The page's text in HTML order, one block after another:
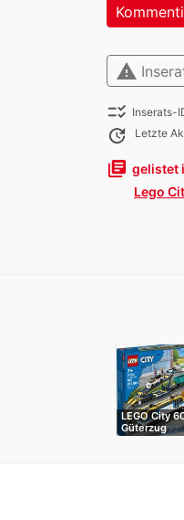
warning
checklist_rtl Inserats-
update Letzte
library_books gelistet
Lego
LEGO City
Güterzug